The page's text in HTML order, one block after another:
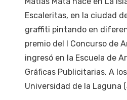
Escaleritas, en la ciudad
graffiti pintando en
premio del I Concurso de
ingresó en la Escuela de
Gráficas Publicitarias. A
Universidad de la Laguna